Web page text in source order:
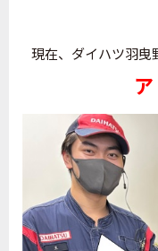
現在、ダイハツ羽曳
ア